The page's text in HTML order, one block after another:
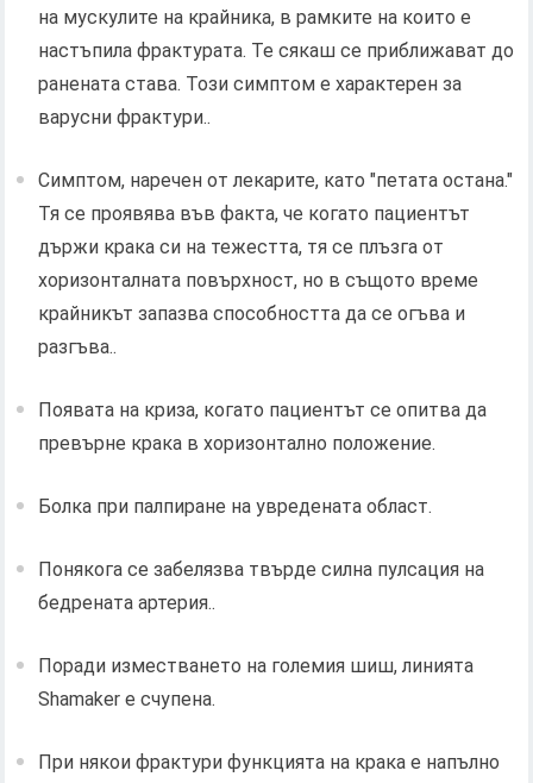
на мускулите на крайника, в рамките на които е
настъпила фрактурата. Те сякаш се приближават до
ранената става. Този симптом е характерен за
варусни фрактури..
Симптом, наречен от лекарите, като "петата остана."
Тя се проявява във факта, че когато пациентът
държи крака си на тежестта, тя се плъзга от
хоризонталната повърхност, но в същото време
крайникът запазва способността да се огъва и
разгъва..
Появата на криза, когато пациентът се опитва да
превърне крака в хоризонтално положение.
Болка при палпиране на увредената област.
Понякога се забелязва твърде силна пулсация на
бедрената артерия..
Поради изместването на големия шиш, линията
Shamaker е счупена.
При някои фрактури функцията на крака е напълно